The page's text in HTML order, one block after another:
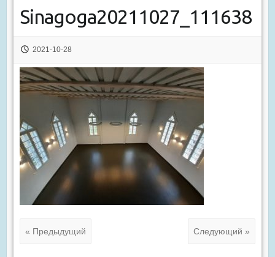
Sinagoga20211027_111638
2021-10-28
« Предыдущий Следующий »